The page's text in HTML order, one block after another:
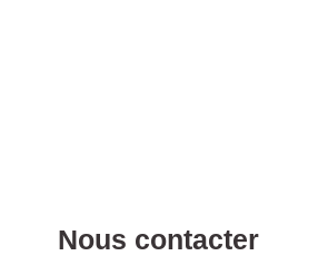
Nous contacter